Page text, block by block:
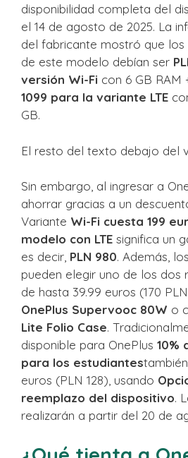
disponibilidad completa del
el 14 de agosto de 2025. La
del fabricante mostró que los
de este modelo debían ser
versión Wi-Fi con 6 GB RAM
1099 para la variante LTE
GB.
El resto del texto debajo del
Sin embargo, al ingresar a
ahorrar gracias a un
Variante Wi-Fi cuesta 199
modelo con LTE significa un
es decir, PLN 980. Además,
pueden elegir uno de los dos
de hasta 39.99 euros (170
OnePlus Supervooc 80W o
Lite Folio Case.
disponible para OnePlus 10%
para los estudiantes
euros (PLN 128), usando
reemplazo del dispositivo.
realizarán a partir del 20 de